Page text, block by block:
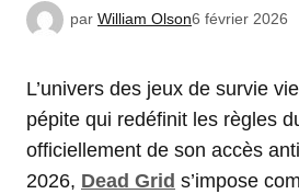
par William Olson6 février 2026
L’univers des jeux de survie
pépite qui redéfinit les règles
officiellement de son accès
2026, Dead Grid s’impose